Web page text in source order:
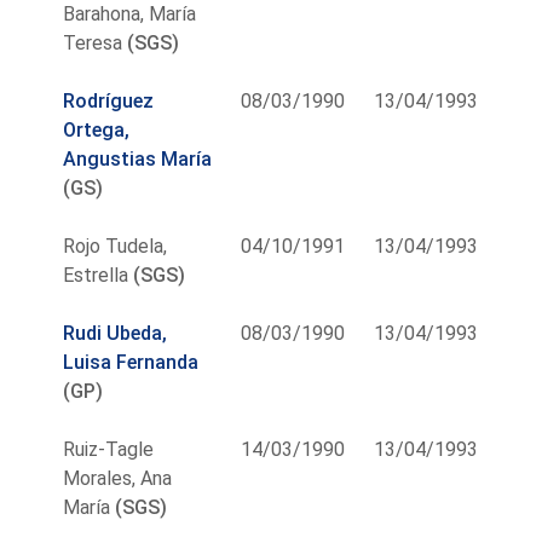
Barahona, María
Teresa (SGS)
Rodríguez
Ortega,
Angustias María
(GS)
08/03/1990 13/04/1993
Rojo Tudela,
Estrella (SGS)
04/10/1991 13/04/1993
Rudi Ubeda,
Luisa Fernanda
(GP)
08/03/1990 13/04/1993
Ruiz-Tagle
Morales, Ana
María (SGS)
14/03/1990 13/04/1993